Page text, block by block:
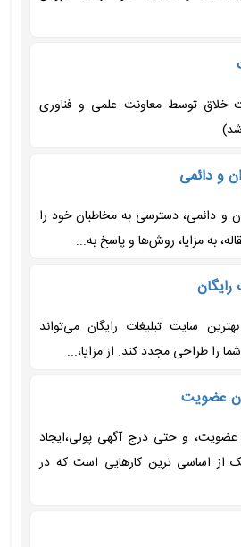
خلاق توسط معاونت علمی و فناوری
و دائمی
و دائمی، دسترسی به مخاطبان خود را
به مزایا، روش‌ها و پاسخ به...
سایت تبلیغات رایگان می‌تواند
را طراحی مجدد کند. از مزایا،...
عضویت
و حتی درج آگهی پولی،ایجاد
از اساسی ترین کارهایی است که در